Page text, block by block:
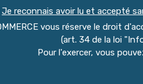
Je reconnais avoir lu et accepté
vous réserve le droit
(art. 34 de la loi
Pour l'exercer, vous